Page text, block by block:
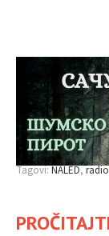
Tagovi:NALED